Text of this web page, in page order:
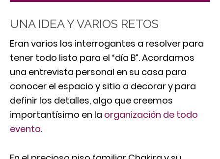
UNA IDEA Y VARIOS RETOS
Eran varios los interrogantes a resolver para
tener todo listo para el “día B”. Acordamos
una entrevista personal en su casa para
conocer el espacio y sitio a decorar y para
definir los detalles, algo que creemos
importantísimo en la organización de todo
evento.